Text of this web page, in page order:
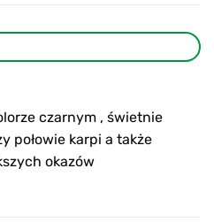
czarnym , świetnie
połowie karpi a także
okazów